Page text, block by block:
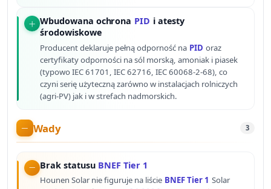
Wbudowana ochrona PID i atesty
środowiskowe
Producent deklaruje pełną odporność na PID oraz
certyfikaty odporności na sól morską, amoniak i piasek
(typowo IEC 61701, IEC 62716, IEC 60068-2-68), co
czyni serię użyteczną zarówno w instalacjach rolniczych
(agri-PV) jak i w strefach nadmorskich.
Wady 3
Brak statusu BNEF Tier 1
Hounen Solar nie figuruje na liście BNEF Tier 1 Solar